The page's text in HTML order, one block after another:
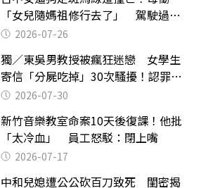
「女兒隨媽祖修行去了」 駕駛過失
致死判9月
2026-07-26
獨／東吳男教授被瘋狂迷戀 女學生
寄信「分屍吃掉」30次騷擾！認罪免
關 2026-07-30
新竹音樂教室命案10天後復課！他批
「太冷血」 員工怒駁：閉上嘴
2026-07-17
中和兒媳遭公公砍百刀致死 閨密揭